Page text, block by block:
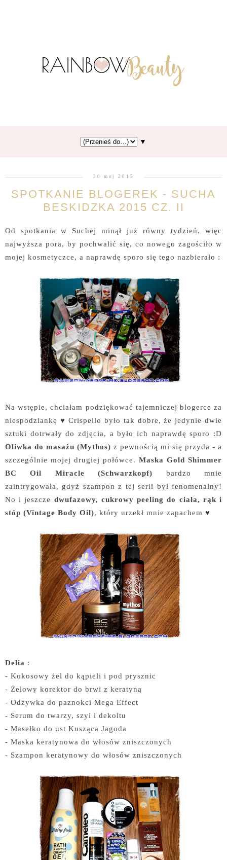
▼
30 maj 2015
SPOTKANIE BLOGEREK - SUCHA
BESKIDZKA 2015 CZ. II
Od spotkania w Suchej minął już równy tydzień, więc
najwyższa pora, by pochwalić się, co nowego zagościło w
mojej kosmetyczce, a naprawdę sporo się tego nazbierało :
Na wstępie, chciałam podziękować tajemniczej blogerce za
niespodziankę ♥ Crispello było tak dobre, że jedynie dwie
sztuki dotrwały do zdjęcia, a było ich naprawdę sporo :D
Oliwka do masażu (Mythos) z pewnością mi się przyda - a
szczególnie mojej drugiej połówce. Maska Gold Shimmer
BC Oil Miracle (Schwarzkopf) bardzo mnie
zaintrygowała, gdyż szampon z tej serii był fenomenalny!
No i jeszcze dwufazowy, cukrowy peeling do ciała, rąk i
stóp (Vintage Body Oil), który urzekł mnie zapachem ♥
Delia :
- Kokosowy żel do kąpieli i pod prysznic
- Żelowy korektor do brwi z keratyną
- Odżywka do paznokci Mega Effect
- Serum do twarzy, szyi i dekoltu
- Masełko do ust Kusząca Jagoda
- Maska keratynowa do włosów zniszczonych
- Szampon keratynowy do włosów zniszczonych